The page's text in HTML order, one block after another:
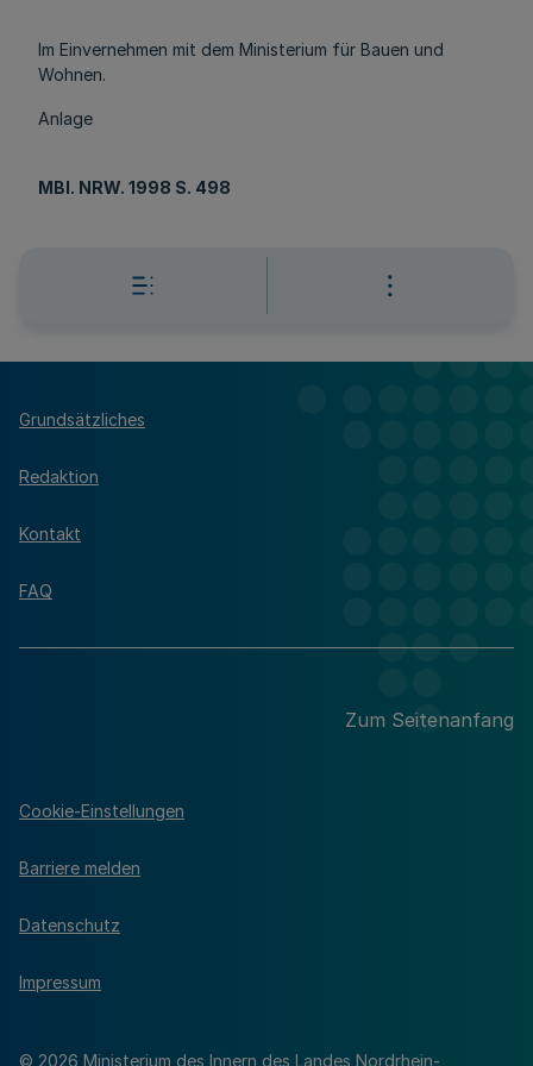
Im Einvernehmen mit dem Ministerium für Bauen und
Wohnen.
Anlage
MBl. NRW. 1998 S. 498
Grundsätzliches
Redaktion
Kontakt
FAQ
Zum Seitenanfang
© 2026 Ministerium des Innern des Landes Nordrhein-
Cookie-Einstellungen
Barriere melden
Datenschutz
Impressum